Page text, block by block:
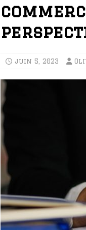
juin 5, 2023